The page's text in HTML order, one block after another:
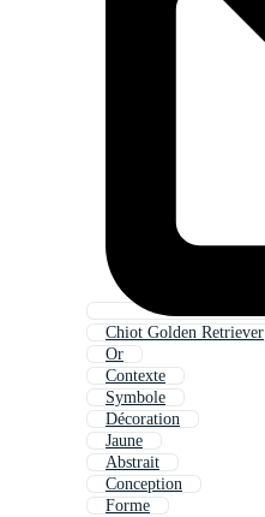
Chiot Golden Retriever
Or
Contexte
Symbole
Décoration
Jaune
Abstrait
Conception
Forme